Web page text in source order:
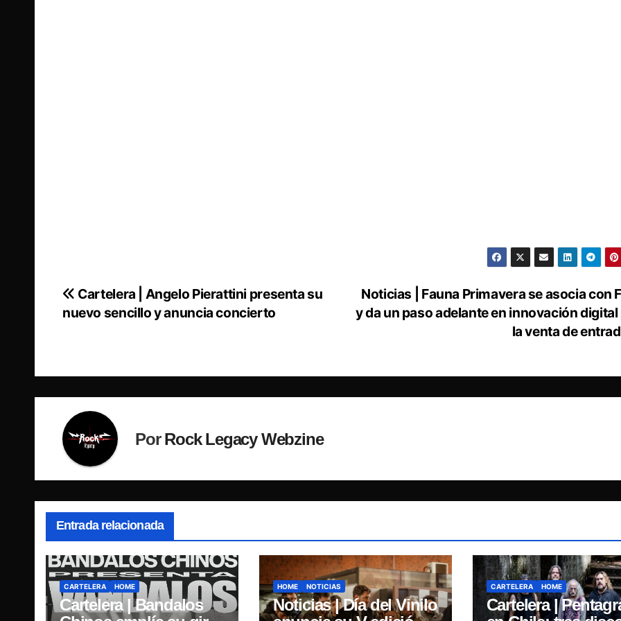
Navegación
Noticias | Fauna Primavera se asocia con
y da un paso adelante en innovación digital
la venta de
Cartelera | Angelo Pierattini presenta su
nuevo sencillo y anuncia concierto
PorRock Legacy Webzine
Entrada relacionada
CARTELERA HOME
Cartelera | Bandalos
HOME NOTICIAS
Noticias | Día del Vinilo
CARTELERA HOME
Cartelera |